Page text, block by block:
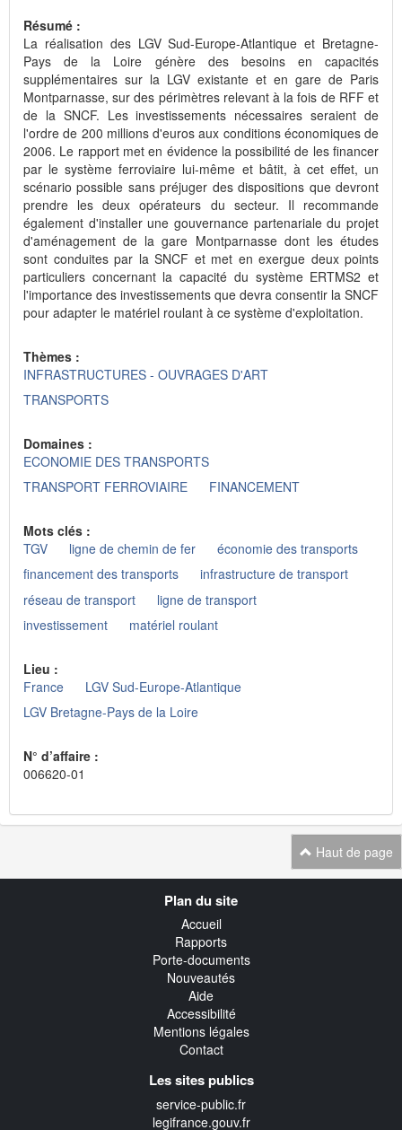
Résumé :
La réalisation des LGV Sud-Europe-Atlantique et Bretagne-
Pays de la Loire génère des besoins en capacités
supplémentaires sur la LGV existante et en gare de Paris
Montparnasse, sur des périmètres relevant à la fois de RFF et
de la SNCF. Les investissements nécessaires seraient de
l'ordre de 200 millions d'euros aux conditions économiques de
2006. Le rapport met en évidence la possibilité de les financer
par le système ferroviaire lui-même et bâtit, à cet effet, un
scénario possible sans préjuger des dispositions que devront
prendre les deux opérateurs du secteur. Il recommande
également d'installer une gouvernance partenariale du projet
d'aménagement de la gare Montparnasse dont les études
sont conduites par la SNCF et met en exergue deux points
particuliers concernant la capacité du système ERTMS2 et
l'importance des investissements que devra consentir la SNCF
pour adapter le matériel roulant à ce système d'exploitation.
Thèmes :
INFRASTRUCTURES - OUVRAGES D'ART
TRANSPORTS
Domaines :
ECONOMIE DES TRANSPORTS
TRANSPORT FERROVIAIRE
FINANCEMENT
Mots clés :
TGV
ligne de chemin de fer
économie des transports
financement des transports
infrastructure de transport
réseau de transport
ligne de transport
investissement
matériel roulant
Lieu :
France
LGV Sud-Europe-Atlantique
LGV Bretagne-Pays de la Loire
N° d’affaire :
006620-01
Haut de page
Plan du site
Accueil
Rapports
Porte-documents
Nouveautés
Aide
Accessibilité
Mentions légales
Contact
Les sites publics
service-public.fr
legifrance.gouv.fr